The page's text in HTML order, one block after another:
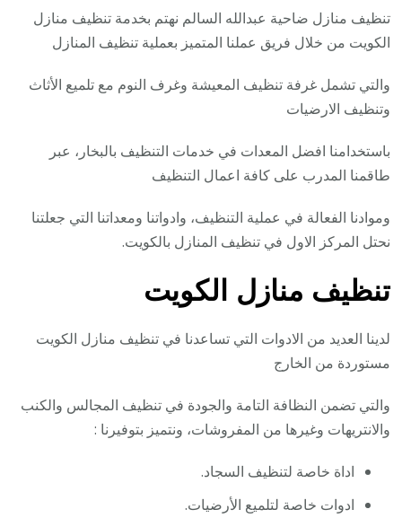
تنظيف منازل ضاحية عبدالله السالم نهتم بخدمة تنظيف منازل
الكويت من خلال فريق عملنا المتميز بعملية تنظيف المنازل
والتي تشمل غرفة تنظيف المعيشة وغرف النوم مع تلميع الأثاث
وتنظيف الارضيات
باستخدامنا افضل المعدات في خدمات التنظيف بالبخار، عبر
طاقمنا المدرب على كافة اعمال التنظيف
وموادنا الفعالة في عملية التنظيف، وادواتنا ومعداتنا التي جعلتنا
نحتل المركز الاول في تنظيف المنازل بالكويت.
تنظيف منازل الكويت
لدينا العديد من الادوات التي تساعدنا في تنظيف منازل الكويت
مستوردة من الخارج
والتي تضمن النظافة التامة والجودة في تنظيف المجالس والكنب
والانتريهات وغيرها من المفروشات، ونتميز بتوفيرنا :
اداة خاصة لتنظيف السجاد.
ادوات خاصة لتلميع الأرضيات.